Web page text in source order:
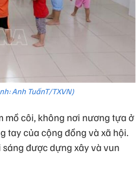
Anh TuấnT/TXVN)
mồ côi, không nơi nương tựa ở
tay của cộng đồng và xã hội.
được dựng xây và vun